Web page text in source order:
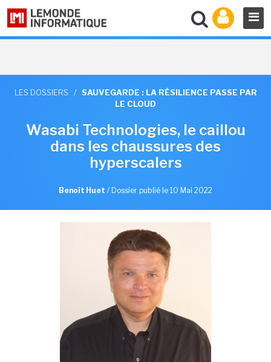
LES DOSSIERS / SAUVEGARDE : LA RÉSILIENCE PASSE PAR
LE CLOUD
Wasabi Technologies, le caillou
dans les chaussures des
hyperscalers
Benoît Huet / Dossier publié le 10 Mai 2022